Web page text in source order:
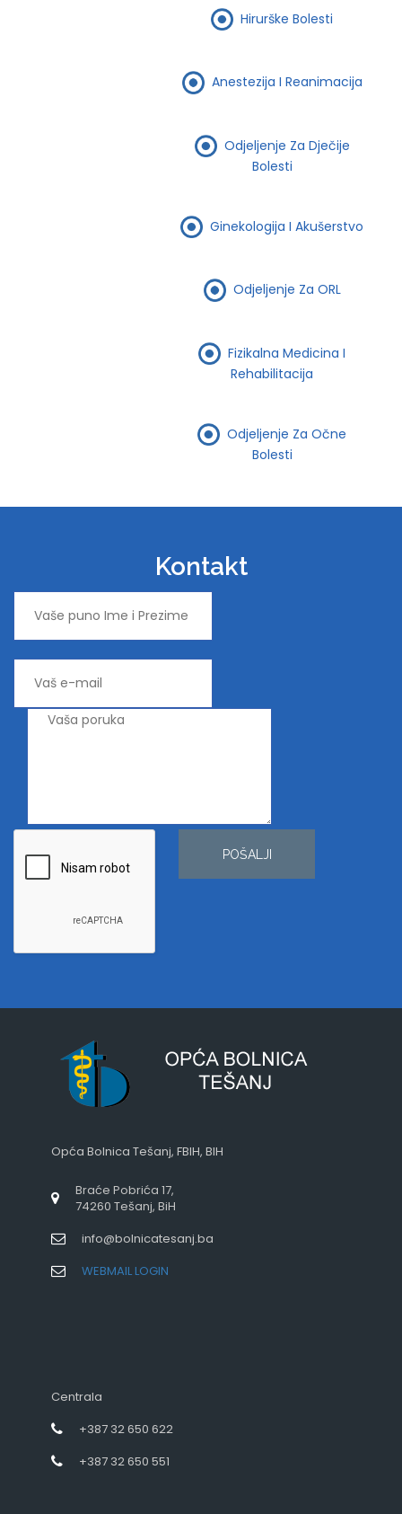
Hirurške Bolesti
Anestezija I Reanimacija
Odjeljenje Za Dječije
Bolesti
Ginekologija I Akušerstvo
Odjeljenje Za ORL
Fizikalna Medicina I
Rehabilitacija
Odjeljenje Za Očne
Bolesti
Kontakt
POŠALJI
Opća Bolnica Tešanj, FBIH, BIH
Braće Pobrića 17,
74260 Tešanj, BiH
info@bolnicatesanj.ba
WEBMAIL LOGIN
Centrala
+387 32 650 622
+387 32 650 551